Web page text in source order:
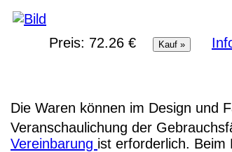
Preis: 72.26 €
Die Waren können im Design und
Veranschaulichung der
Vereinbarung ist erforderlich. Beim